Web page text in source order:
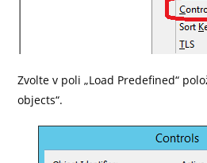
Zvolte v poli „Load Predefined“
objects“.